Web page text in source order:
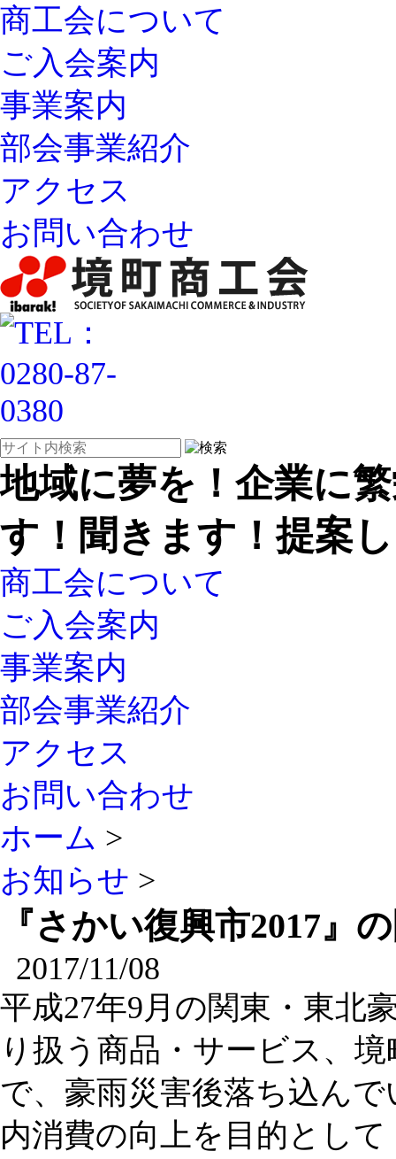
商工会について
ご入会案内
事業案内
部会事業紹介
アクセス
お問い合わせ
地域に夢を！企業に
す！聞きます！提案
商工会について
ご入会案内
事業案内
部会事業紹介
アクセス
お問い合わせ
ホーム >
お知らせ >
『さかい復興市2017』
2017/11/08
平成27年9月の関東・東北
り扱う商品・サービス、
で、豪雨災害後落ち込ん
内消費の向上を目的とし